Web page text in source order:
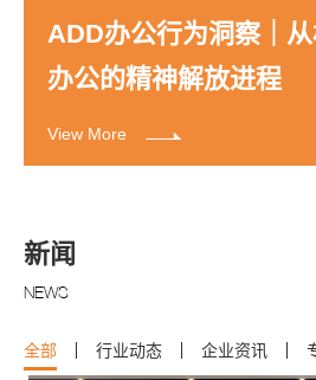
ADD办公行为洞察｜
办公的精神解放进程
View More
新闻
NEWS
全部 行业动态 企业资讯